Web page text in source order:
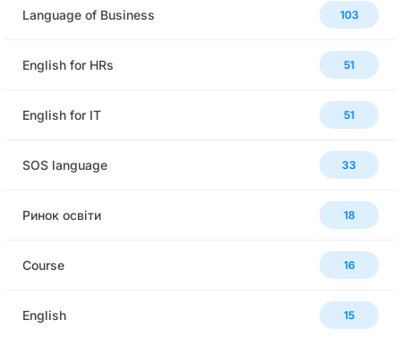
Language of Business 103
English for HRs 51
English for IT 51
SOS language 33
Ринок освіти 18
Сourse 16
English 15